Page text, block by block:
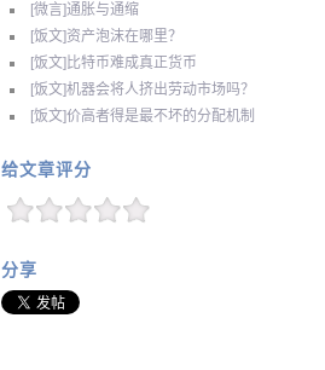
[微言]通胀与通缩
[饭文]资产泡沫在哪里？
[饭文]比特币难成真正货币
[饭文]机器会将人挤出劳动市场吗？
[饭文]价高者得是最不坏的分配机制
给文章评分
分享